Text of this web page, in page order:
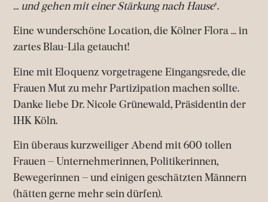
… und gehen mit einer Stärkung nach Hause‘.
Eine wunderschöne Location, die Kölner Flora … in
zartes Blau-Lila getaucht!
Eine mit Eloquenz vorgetragene Eingangsrede, die
Frauen Mut zu mehr Partizipation machen sollte.
Danke liebe Dr. Nicole Grünewald, Präsidentin der
IHK Köln.
Ein überaus kurzweiliger Abend mit 600 tollen
Frauen – Unternehmerinnen, Politikerinnen,
Bewegerinnen – und einigen geschätzten Männern
(hätten gerne mehr sein dürfen).